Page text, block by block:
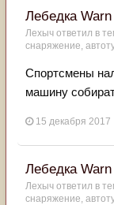
Лебедка
Лехыч ответил в
снаряжение,
Спортсмены
машину
15 декабря 2017
Лебедка
Лехыч ответил в
снаряжение,